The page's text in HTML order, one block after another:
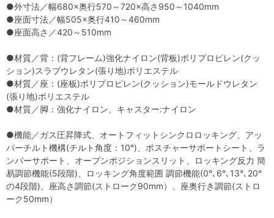
●外寸法／幅680×奥行570～720×高さ950～1040mm
●座面寸法／幅505×奥行410～460mm
●座面高さ／420～510mm
●材質／背：(背フレーム)強化ナイロン(背板)ポリプロピレン(クッ
ション)スラブウレタン(張り地)ポリエステル
●材質／座：(座板)ポリプロピレン(クッション)モールドウレタン
(張り地)ポリエステル
●材質／脚：強化ナイロン、キャスター:ナイロン
●機能／ガス圧昇降式、オートフィットシンクロロッキング、アッ
パーチルト機構(チルト角度：10°)、ポスチャーサポートシート、ラ
ンバーサポート、オープンポジションスリット、ロッキング反力 簡
易調節機能(5段階)、ロッキング角度範囲 調節機能(0°､6°､13°､20°
の4段階)、座高さ調節(ストローク90mm）、座奥行き調節(ストロ
ーク50mm）